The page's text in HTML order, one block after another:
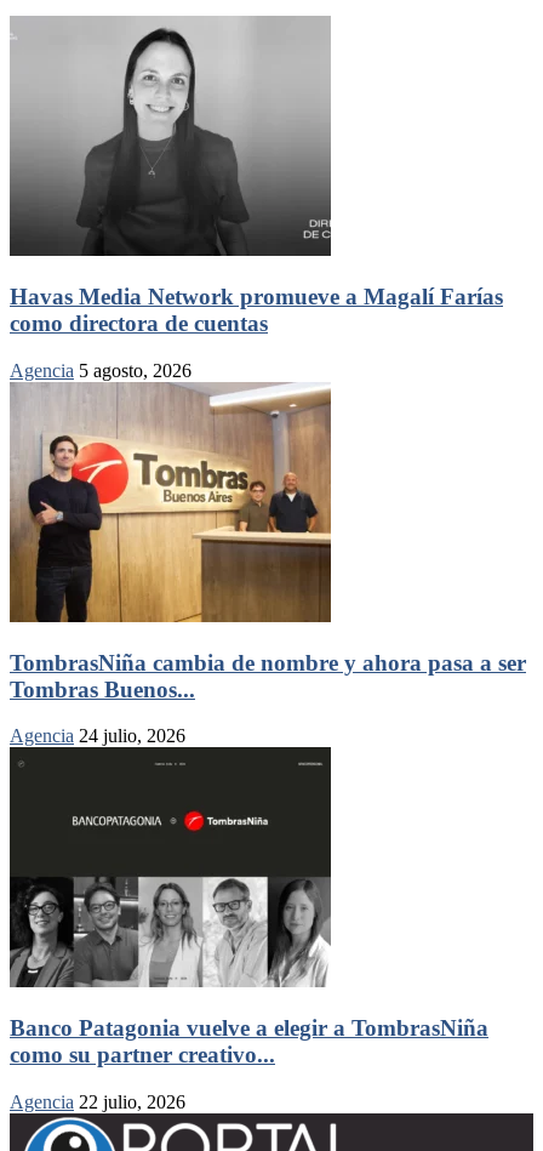
Havas Media Network promueve a Magalí Farías
como directora de cuentas
Agencia 5 agosto, 2026
TombrasNiña cambia de nombre y ahora pasa a ser
Tombras Buenos...
Agencia 24 julio, 2026
Banco Patagonia vuelve a elegir a TombrasNiña
como su partner creativo...
Agencia 22 julio, 2026